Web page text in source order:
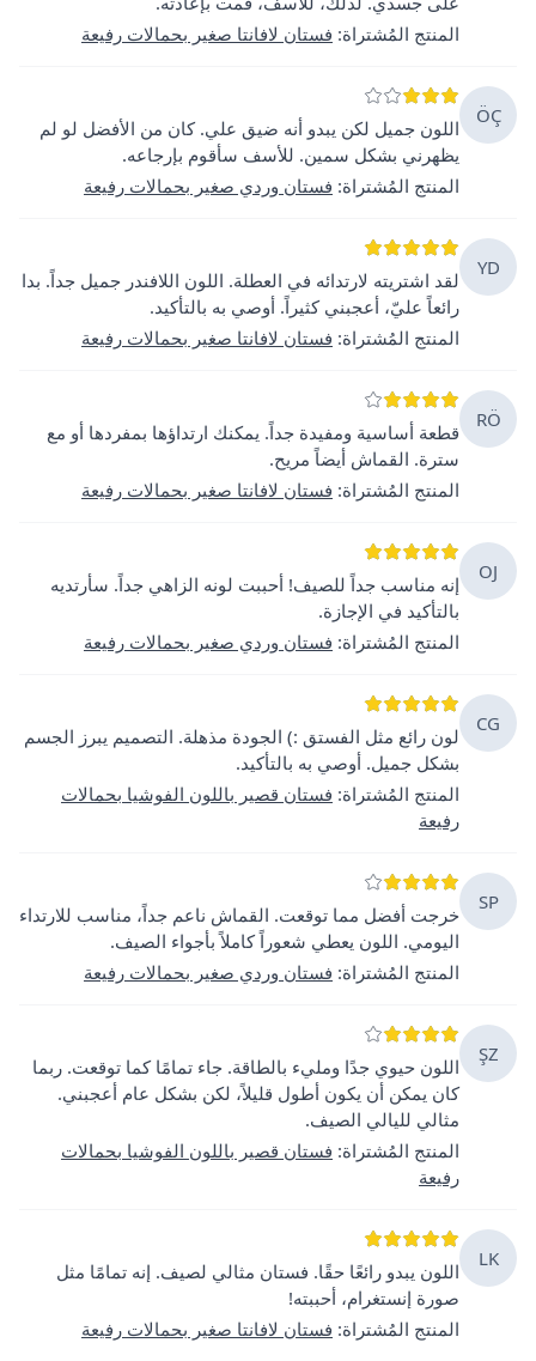
المنتج المُشتراة: فستان لافانتا صغير بحمالات رفيعة
ÖÇ
اللون جميل لكن يبدو أنه ضيق علي. كان من الأفضل لو لم
يظهرني بشكل سمين. للأسف سأقوم بإرجاعه.
المنتج المُشتراة: فستان وردي صغير بحمالات رفيعة
YD
لقد اشتريته لارتدائه في العطلة. اللون اللافندر جميل جداً. بدا
رائعاً عليّ، أعجبني كثيراً. أوصي به بالتأكيد.
المنتج المُشتراة: فستان لافانتا صغير بحمالات رفيعة
RÖ
قطعة أساسية ومفيدة جداً. يمكنك ارتداؤها بمفردها أو مع
سترة. القماش أيضاً مريح.
المنتج المُشتراة: فستان لافانتا صغير بحمالات رفيعة
OJ
إنه مناسب جداً للصيف! أحببت لونه الزاهي جداً. سأرتديه
بالتأكيد في الإجازة.
المنتج المُشتراة: فستان وردي صغير بحمالات رفيعة
CG
لون رائع مثل الفستق :) الجودة مذهلة. التصميم يبرز الجسم
بشكل جميل. أوصي به بالتأكيد.
المنتج المُشتراة: فستان قصير باللون الفوشيا بحمالات
رفيعة
SP
خرجت أفضل مما توقعت. القماش ناعم جداً، مناسب للارتداء
اليومي. اللون يعطي شعوراً كاملاً بأجواء الصيف.
المنتج المُشتراة: فستان وردي صغير بحمالات رفيعة
ŞZ
اللون حيوي جدًا ومليء بالطاقة. جاء تمامًا كما توقعت. ربما
كان يمكن أن يكون أطول قليلاً، لكن بشكل عام أعجبني.
مثالي لليالي الصيف.
المنتج المُشتراة: فستان قصير باللون الفوشيا بحمالات
رفيعة
LK
اللون يبدو رائعًا حقًا. فستان مثالي لصيف. إنه تمامًا مثل
صورة إنستغرام، أحببته!
المنتج المُشتراة: فستان لافانتا صغير بحمالات رفيعة